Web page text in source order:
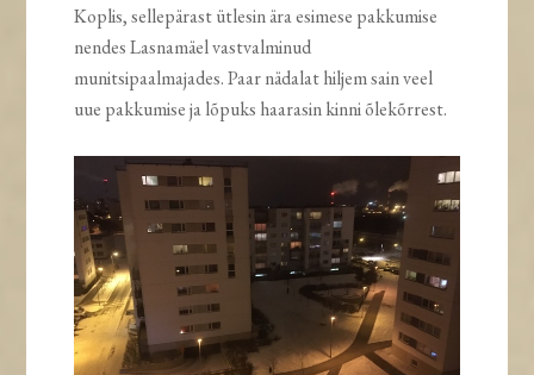
Koplis, sellepärast ütlesin ära esimese pakkumise
nendes Lasnamäel vastvalminud
munitsipaalmajades. Paar nädalat hiljem sain veel
uue pakkumise ja lõpuks haarasin kinni õlekõrrest.